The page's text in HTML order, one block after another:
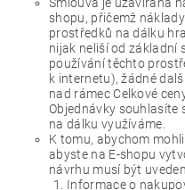
shopu, přičemž
prostředků na dálku
nijak neliší od základní
používání těchto
k internetu), žádné
nad rámec Celkové
Objednávky souhlasíte
na dálku využíváme.
K tomu, abychom
abyste na E-shopu
návrhu musí být
Informace o